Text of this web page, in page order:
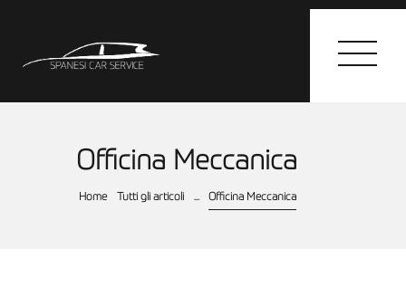
Officina Meccanica
Home Tutti gli articoli ... Officina Meccanica
HOME
I SERVIZI